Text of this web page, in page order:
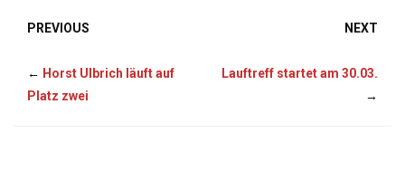
PREVIOUS
← Horst Ulbrich läuft auf
Platz zwei
NEXT
Lauftreff startet am 30.03.
→